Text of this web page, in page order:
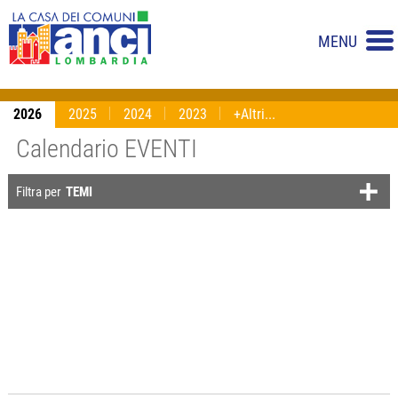
MENU
2026 2025 2024 2023 +Altri...
Calendario EVENTI
Filtra per TEMI